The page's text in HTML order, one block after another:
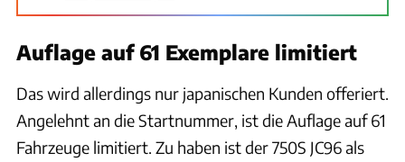
Auflage auf 61 Exemplare limitiert
Das wird allerdings nur japanischen Kunden offeriert.
Angelehnt an die Startnummer, ist die Auflage auf 61
Fahrzeuge limitiert. Zu haben ist der 750S JC96 als